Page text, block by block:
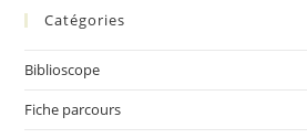
Catégories
Biblioscope
Fiche parcours